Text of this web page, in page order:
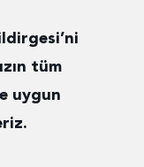
tüm
uygun